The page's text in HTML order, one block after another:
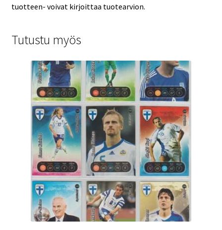
tuotteen- voivat kirjoittaa tuotearvion.
Tutustu myös